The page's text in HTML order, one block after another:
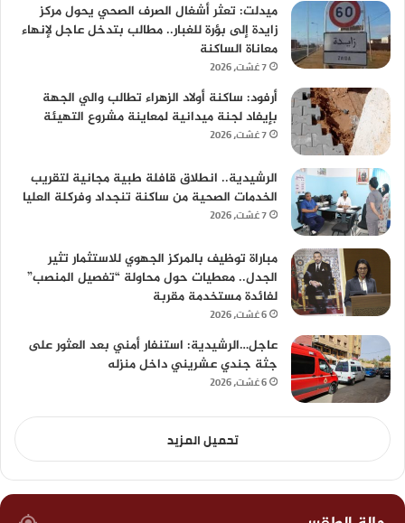
ميدلت: تعثر أشغال الصرف الصحي يحول مركز
زايدة إلى بؤرة للغبار.. مطالب بتدخل عاجل لإنهاء
معاناة الساكنة
7 غشت، 2026
أرفود: ساكنة أولاد الزهراء تطالب والي الجهة
بإيفاد لجنة ميدانية لمعاينة مشروع التهيئة
7 غشت، 2026
الرشيدية.. انطلاق قافلة طبية مجانية لتقريب
الخدمات الصحية من ساكنة تنجداد وفركلة العليا
7 غشت، 2026
مباراة توظيف بالمركز الجهوي للاستثمار تثير
الجدل.. معطيات حول محاولة “تفصيل المنصب”
لفائدة مستخدمة مقربة
6 غشت، 2026
عاجل…الرشيدية: استنفار أمني بعد العثور على
جثة جندي عشريني داخل منزله
6 غشت، 2026
تحميل المزيد